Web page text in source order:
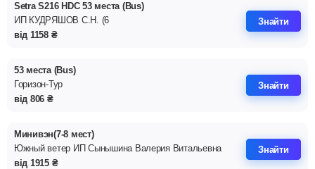
Setra S216 HDC 53 места (Bus)
ИП КУДРЯШОВ С.Н. (6
від 1158 ₴
Знайти
53 места (Bus)
Горизон-Тур
від 806 ₴
Знайти
Минивэн(7-8 мест)
Южный ветер ИП Сынышина Валерия Витальевна
від 1915 ₴
Знайти